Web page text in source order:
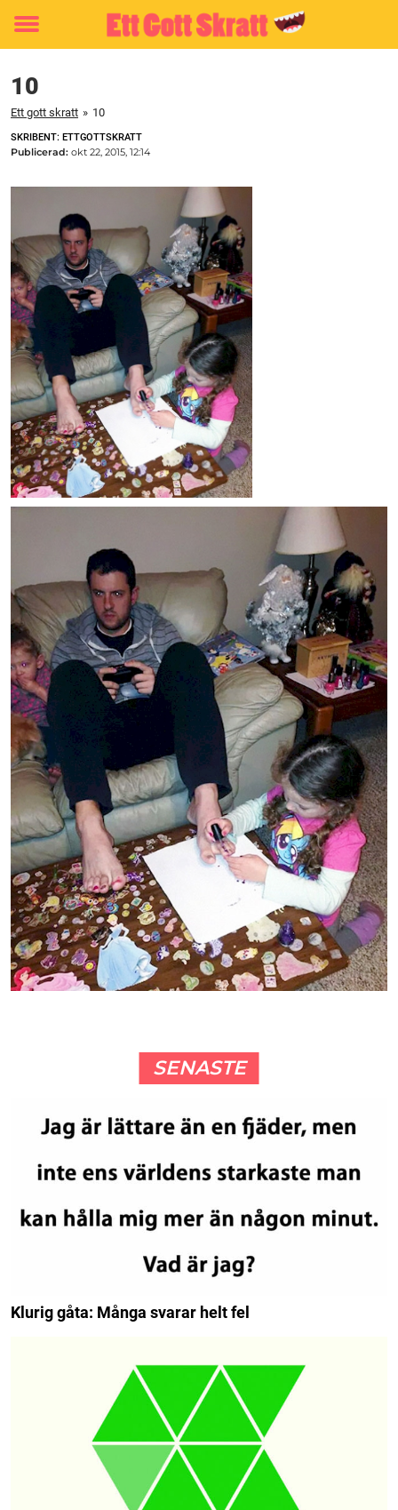
Toggle
10
Ett gott skratt » 10
SKRIBENT: ETTGOTTSKRATT
Publicerad: okt 22, 2015, 12:14
SENASTE
Klurig gåta: Många svarar helt fel